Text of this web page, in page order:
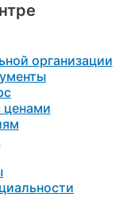
организации
ценами